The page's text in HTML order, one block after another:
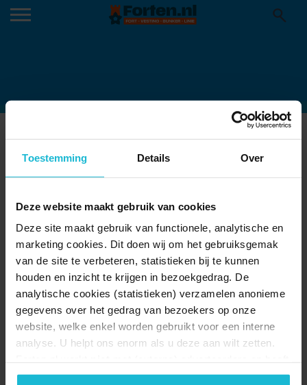
Toestemming Details Over
Deze website maakt gebruik van cookies
Deze site maakt gebruik van functionele, analytische en
marketing cookies. Dit doen wij om het gebruiksgemak
van de site te verbeteren, statistieken bij te kunnen
houden en inzicht te krijgen in bezoekgedrag. De
analytische cookies (statistieken) verzamelen anonieme
gegevens over het gedrag van bezoekers op onze
website, welke enkel worden gebruikt voor een interne
analyse. U helpt ons enorm als u deze aan wilt zetten.
geen commerciële doelstelling. U kunt deze cookies via